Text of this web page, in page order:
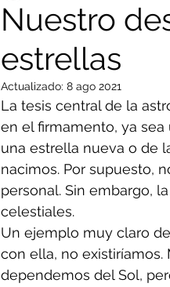
Nuestro
estrellas
Actualizado: 8 ago 2021
La tesis central de la
en el firmamento, ya
una estrella nueva o de
nacimos. Por supuesto,
personal. Sin embargo,
celestiales.
Un ejemplo muy claro
con ella, no
dependemos del Sol,